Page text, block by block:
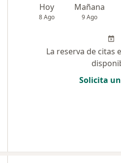
Hoy
8 Ago
Mañana
9 Ago
La reserva de citas
Solicita